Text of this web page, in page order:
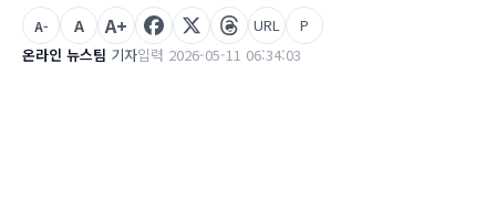
온라인 뉴스팀 기자입력 2026-05-11 06:34:03
A- A A+ URL P